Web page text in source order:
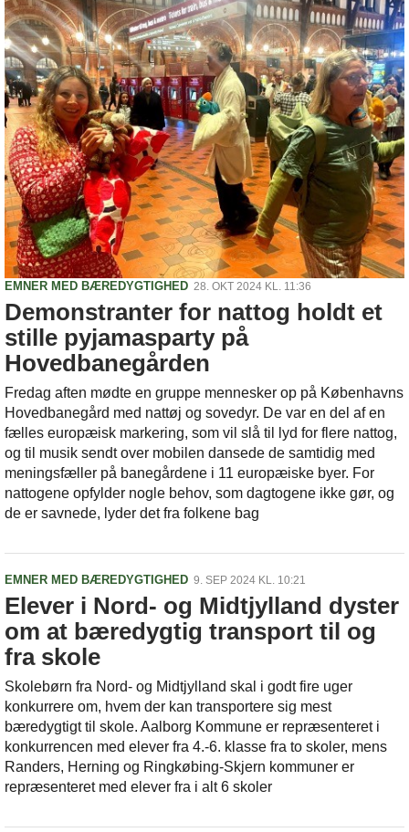
EMNER MED BÆREDYGTIGHED 28. OKT 2024 KL. 11:36
Demonstranter for nattog holdt et
stille pyjamasparty på
Hovedbanegården
Fredag aften mødte en gruppe mennesker op på Københavns
Hovedbanegård med nattøj og sovedyr. De var en del af en
fælles europæisk markering, som vil slå til lyd for flere nattog,
og til musik sendt over mobilen dansede de samtidig med
meningsfæller på banegårdene i 11 europæiske byer. For
nattogene opfylder nogle behov, som dagtogene ikke gør, og
de er savnede, lyder det fra folkene bag
EMNER MED BÆREDYGTIGHED 9. SEP 2024 KL. 10:21
Elever i Nord- og Midtjylland dyster
om at bæredygtig transport til og
fra skole
Skolebørn fra Nord- og Midtjylland skal i godt fire uger
konkurrere om, hvem der kan transportere sig mest
bæredygtigt til skole. Aalborg Kommune er repræsenteret i
konkurrencen med elever fra 4.-6. klasse fra to skoler, mens
Randers, Herning og Ringkøbing-Skjern kommuner er
repræsenteret med elever fra i alt 6 skoler